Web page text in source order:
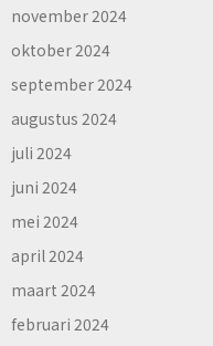
november 2024
oktober 2024
september 2024
augustus 2024
juli 2024
juni 2024
mei 2024
april 2024
maart 2024
februari 2024